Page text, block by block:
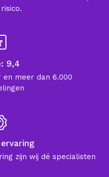
9,4
meer dan 6.000
zijn wij dé specialisten